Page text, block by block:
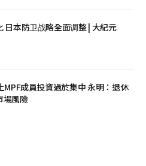
日本防卫战略全面调整 | 大紀元
MPF成員投資過於集中 永明：退休
場風險